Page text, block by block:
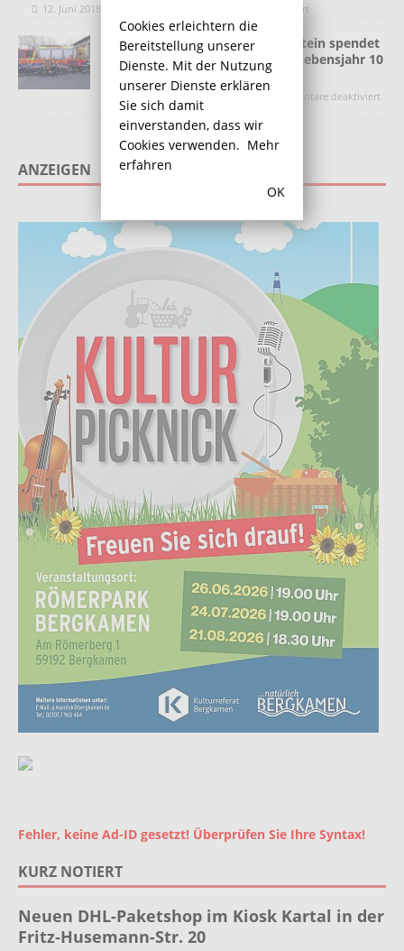
12. Juni 2018 Kommentare deaktiviert
95. Geburtstag: Heinrich Eggenstein spendet
der Jugendfeuerwehr für jedes Lebensjahr 10
Euro
Kommentare deaktiviert
ANZEIGEN
Fehler, keine Ad-ID gesetzt! Überprüfen Sie Ihre Syntax!
KURZ NOTIERT
Neuen DHL-Paketshop im Kiosk Kartal in der
Fritz-Husemann-Str. 20
Cookies erleichtern die
Bereitstellung unserer
Dienste. Mit der Nutzung
unserer Dienste erklären
Sie sich damit
einverstanden, dass wir
Cookies verwenden. Mehr
erfahren
OK